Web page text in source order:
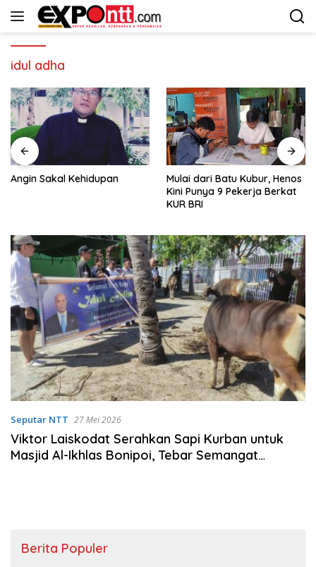
Langsung
idul adha
Angin Sakal Kehidupan
Mulai dari Batu Kubur, Henos
Kini Punya 9 Pekerja Berkat
KUR BRI
Seputar NTT 27 Mei 2026
Viktor Laiskodat Serahkan Sapi Kurban untuk
Masjid Al-Ikhlas Bonipoi, Tebar Semangat
Berita Populer